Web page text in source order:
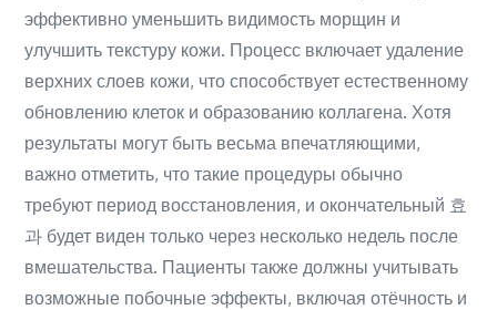
эффективно уменьшить видимость морщин и
улучшить текстуру кожи. Процесс включает удаление
верхних слоев кожи, что способствует естественному
обновлению клеток и образованию коллагена. Хотя
результаты могут быть весьма впечатляющими,
важно отметить, что такие процедуры обычно
требуют период восстановления, и окончательный 효
과 будет виден только через несколько недель после
вмешательства. Пациенты также должны учитывать
возможные побочные эффекты, включая отёчность и